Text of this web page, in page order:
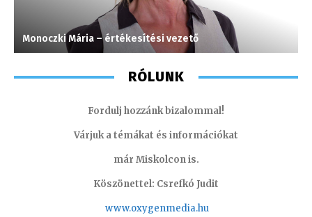
Monoczki Mária – értékesítési vezető
RÓLUNK
Fordulj hozzánk bizalommal!
Várjuk a témákat és információkat
már Miskolcon is.
Köszönettel: Csrefkó Judit
www.oxygenmedia.hu